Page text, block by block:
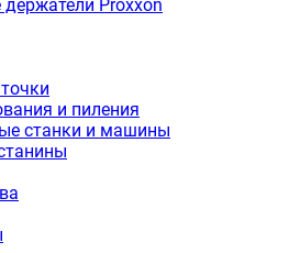
Proxxon
и пиления
станки и машины